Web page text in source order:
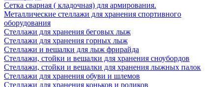
Сетка сварная ( кладочная) для армирования.
Металлические стеллажи для хранения спортивного
оборудования
Стеллажи для хранения беговых лыж
Стеллажи для хранения горных лыж
Стеллажи и вешалки для лыж фрирайда
Стеллажи, стойки и вешалки для хранения сноубордов
Стеллажи, стойки и вешалки для хранения лыжных палок
Стеллажи для хранения обуви и шлемов
Стеллажи для хранения коньков и роликов